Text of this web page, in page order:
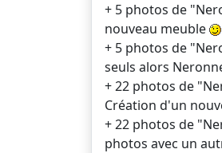
+ 5 photos de
nouveau meuble
+ 5 photos de
seuls alors
+ 22 photos de
Création d'un
+ 22 photos de
photos avec un